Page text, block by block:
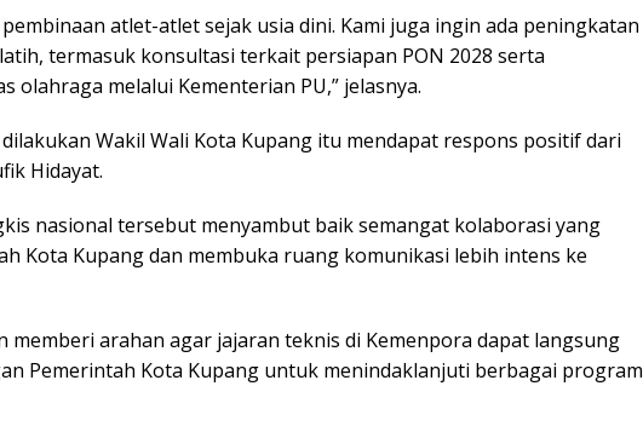
pembinaan atlet-atlet sejak usia dini. Kami juga ingin ada peningkatan
termasuk konsultasi terkait persiapan PON 2028 serta
olahraga melalui Kementerian PU,” jelasnya.
Wakil Wali Kota Kupang itu mendapat respons positif dari
Hidayat.
nasional tersebut menyambut baik semangat kolaborasi yang
Kota Kupang dan membuka ruang komunikasi lebih intens ke
memberi arahan agar jajaran teknis di Kemenpora dapat langsung
Pemerintah Kota Kupang untuk menindaklanjuti berbagai program